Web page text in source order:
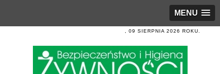
MENU
, 09 SIERPNIA 2026 ROKU.